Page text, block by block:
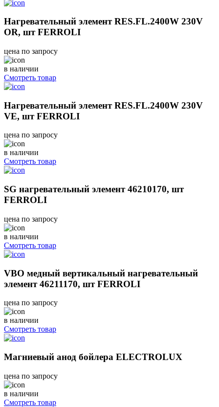
Нагревательный элемент RES.FL.2400W 230V
OR, шт FERROLI
цена по запросу
в наличии
Смотреть товар
Нагревательный элемент RES.FL.2400W 230V
VE, шт FERROLI
цена по запросу
в наличии
Смотреть товар
SG нагревательный элемент 46210170, шт
FERROLI
цена по запросу
в наличии
Смотреть товар
VBO медный вертикальный нагревательный
элемент 46211170, шт FERROLI
цена по запросу
в наличии
Смотреть товар
Магниевый анод бойлера ELECTROLUX
цена по запросу
в наличии
Смотреть товар